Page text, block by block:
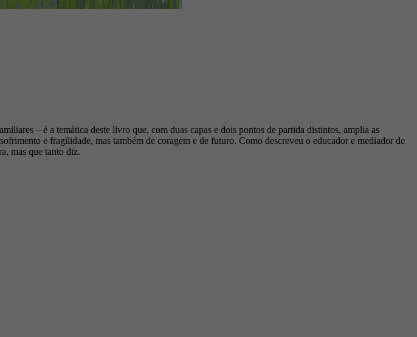
– é a temática deste livro que, com duas capas e dois pontos de partida distintos, amplia as
e fragilidade, mas também de coragem e de futuro. Como descreveu o educador e mediador de
mas que tanto diz.